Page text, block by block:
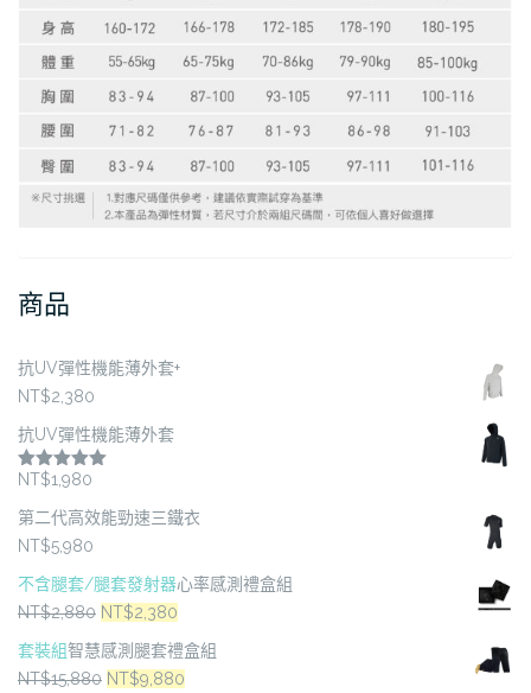
商品
抗UV彈性機能薄外套+
NT$2,380
抗UV彈性機能薄外套
評分5.00
NT$1,980
第二代高效能勁速三鐵衣
NT$5,980
不含腿套/腿套發射器心率感測禮盒組
NT$2,880 原
始
價
NT$2,380
前
價
套裝組智慧感測腿套禮盒組
NT$15,880 原
NT$9,880